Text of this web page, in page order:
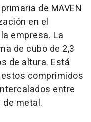
de MAVEN
en el
empresa. La
de cubo de 2,3
de altura. Está
comprimidos
entre
metal.